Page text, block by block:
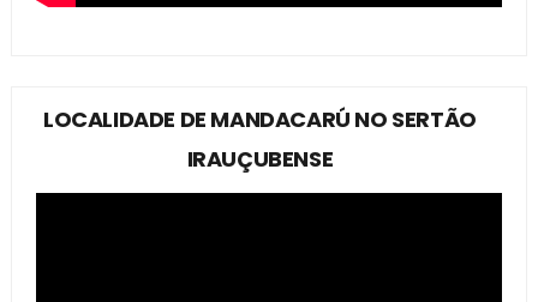
LOCALIDADE DE MANDACARÚ NO SERTÃO
IRAUÇUBENSE